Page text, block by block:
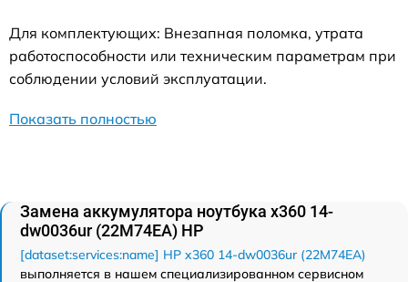
Для комплектующих: Внезапная поломка, утрата
работоспособности или техническим параметрам при
соблюдении условий эксплуатации.
Показать полностью
Замена аккумулятора ноутбука x360 14-
dw0036ur (22M74EA) HP
[dataset:services:name] HP x360 14-dw0036ur (22M74EA)
выполняется в нашем специализированном сервисном